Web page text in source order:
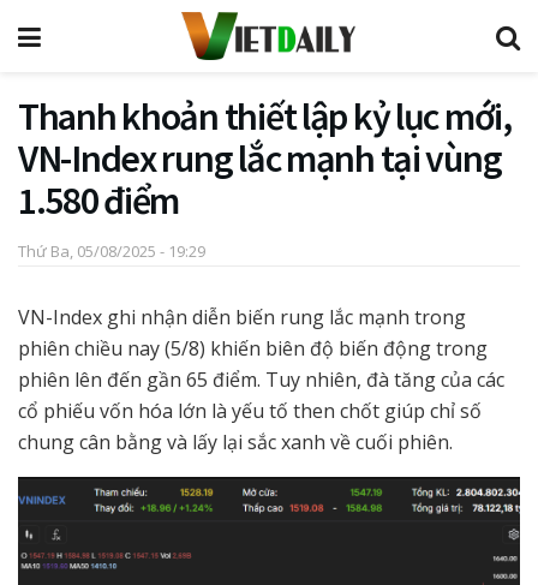
Thanh khoản thiết lập kỷ lục mới,
VN-Index rung lắc mạnh tại vùng
1.580 điểm
Thứ Ba, 05/08/2025 - 19:29
VN-Index ghi nhận diễn biến rung lắc mạnh trong
phiên chiều nay (5/8) khiến biên độ biến động trong
phiên lên đến gần 65 điểm. Tuy nhiên, đà tăng của các
cổ phiếu vốn hóa lớn là yếu tố then chốt giúp chỉ số
chung cân bằng và lấy lại sắc xanh về cuối phiên.